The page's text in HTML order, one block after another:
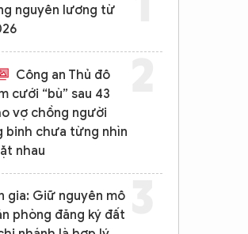
nguyên lương từ
Công an Thủ đô
cưới “bù” sau 43
vợ chồng người
binh chưa từng nhìn
nhau
gia: Giữ nguyên mô
phòng đăng ký đất